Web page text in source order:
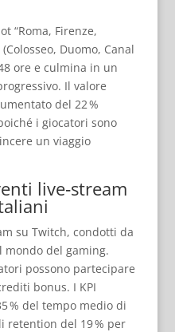
“Roma, Firenze,
Duomo, Canal
ore e culmina in un
Il valore
del 22 %
i giocatori sono
un viaggio
live‑stream
su Twitch, condotti da
del gaming.
possono partecipare
bonus. I KPI
% del tempo medio di
retention del 19 % per